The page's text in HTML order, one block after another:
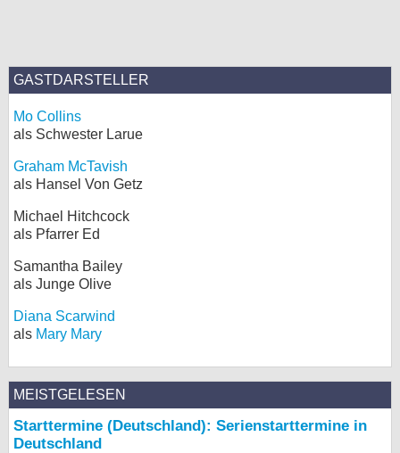
GASTDARSTELLER
Mo Collins
als Schwester Larue
Graham McTavish
als Hansel Von Getz
Michael Hitchcock
als Pfarrer Ed
Samantha Bailey
als Junge Olive
Diana Scarwind
als Mary Mary
MEISTGELESEN
Starttermine (Deutschland): Serienstarttermine in
Deutschland